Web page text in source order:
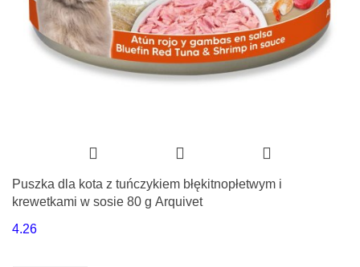
Puszka dla kota z tuńczykiem błękitnopłetwym i
krewetkami w sosie 80 g Arquivet
4.26